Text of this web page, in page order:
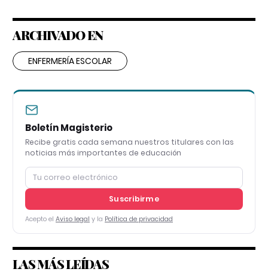
ARCHIVADO EN
ENFERMERÍA ESCOLAR
Boletín Magisterio
Recibe gratis cada semana nuestros titulares con las
noticias más importantes de educación
Suscribirme
Acepto el Aviso legal y la Política de privacidad
LAS MÁS LEÍDAS